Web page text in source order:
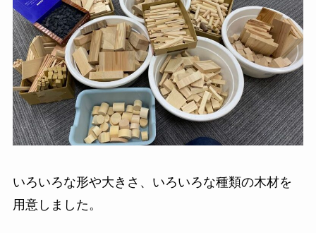
いろいろな形や大きさ、いろいろな種類の木材を
用意しました。